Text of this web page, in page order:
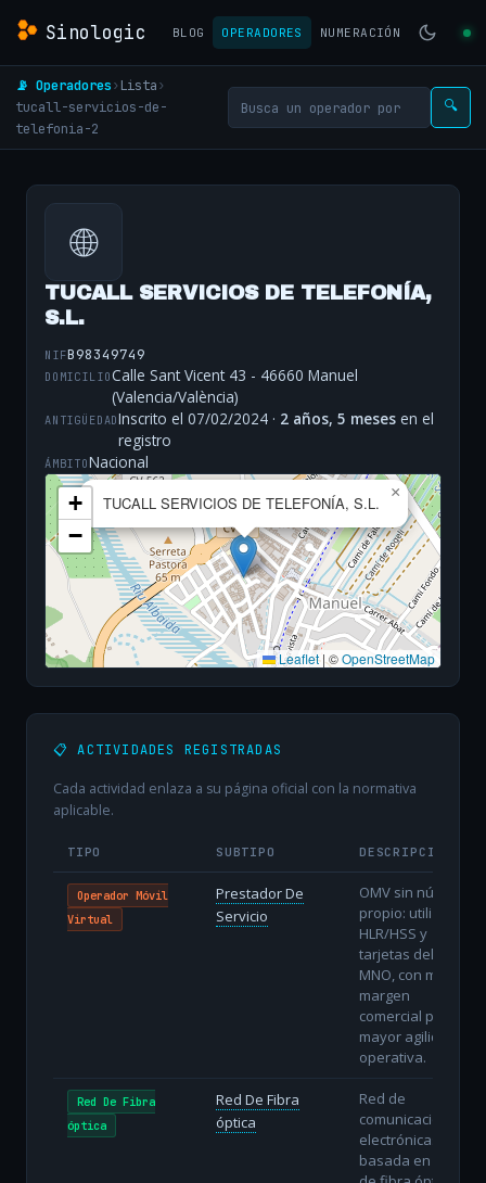
Sinologic BLOG OPERADORES NUMERACIÓN
📡 Operadores› Lista›
tucall-servicios-de-
telefonia-2
🔍
🌐
TUCALL SERVICIOS DE TELEFONÍA,
S.L.
NIFB98349749
DOMICILIOCalle Sant Vicent 43 - 46660 Manuel
(Valencia/València)
ANTIGÜEDADInscrito el 07/02/2024 · 2 años, 5 meses en el
registro
ÁMBITONacional
TUCALL SERVICIOS DE TELEFONÍA, S.L.
×
+
−
Leaflet |©OpenStreetMap
📋 ACTIVIDADES REGISTRADAS
Cada actividad enlaza a su página oficial con la normativa
aplicable.
TIPO SUBTIPO DESCRIPCIÓN
Operador Móvil
Virtual
Prestador De
Servicio
OMV sin núcleo
propio: utiliza
HLR/HSS y
tarjetas del
MNO, con menor
margen
comercial pero
mayor agilidad
operativa.
Red De Fibra
óptica
Red De Fibra
óptica
Red de
comunicaciones
electrónicas
basada en hilos